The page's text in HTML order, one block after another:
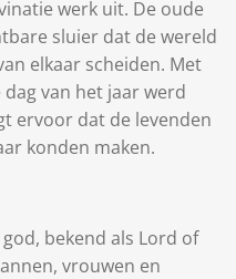
werk uit. De oude
sluier dat de wereld
elkaar scheiden. Met
van het jaar werd
ervoor dat de levenden
konden maken.
bekend als Lord of
vrouwen en